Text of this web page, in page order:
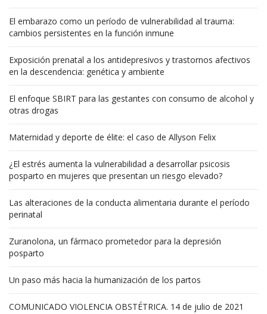
El embarazo como un período de vulnerabilidad al trauma:
cambios persistentes en la función inmune
Exposición prenatal a los antidepresivos y trastornos afectivos
en la descendencia: genética y ambiente
El enfoque SBIRT para las gestantes con consumo de alcohol y
otras drogas
Maternidad y deporte de élite: el caso de Allyson Felix
¿El estrés aumenta la vulnerabilidad a desarrollar psicosis
posparto en mujeres que presentan un riesgo elevado?
Las alteraciones de la conducta alimentaria durante el período
perinatal
Zuranolona, un fármaco prometedor para la depresión
posparto
Un paso más hacia la humanización de los partos
COMUNICADO VIOLENCIA OBSTÉTRICA. 14 de julio de 2021